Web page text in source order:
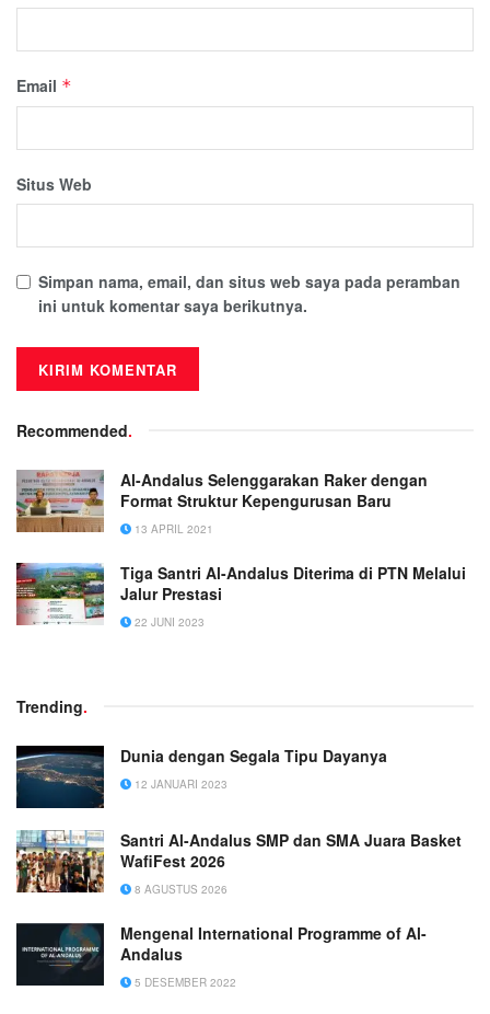
Email *
Situs Web
Simpan nama, email, dan situs web saya pada peramban
ini untuk komentar saya berikutnya.
Recommended.
Al-Andalus Selenggarakan Raker dengan
Format Struktur Kepengurusan Baru
13 APRIL 2021
Tiga Santri Al-Andalus Diterima di PTN Melalui
Jalur Prestasi
22 JUNI 2023
Trending.
Dunia dengan Segala Tipu Dayanya
12 JANUARI 2023
Santri Al-Andalus SMP dan SMA Juara Basket
WafiFest 2026
8 AGUSTUS 2026
Mengenal International Programme of Al-
Andalus
5 DESEMBER 2022